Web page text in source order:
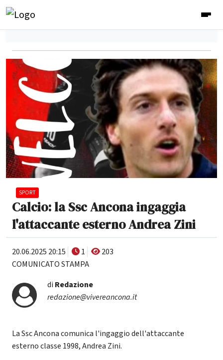
SPORT
Calcio: la Ssc Ancona ingaggia
l'attaccante esterno Andrea Zini
20.06.2025 20:15 1
203
COMUNICATO STAMPA
di Redazione
redazione@vivereancona.it
La Ssc Ancona comunica l'ingaggio dell'attaccante
esterno classe 1998, Andrea Zini.